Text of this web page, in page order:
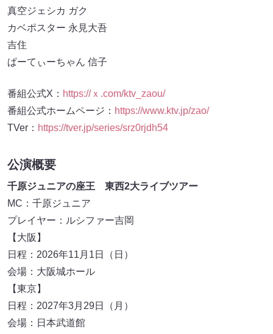
真空ジェシカ ガク
カベポスター 永見大吾
吉住
ぱーてぃーちゃん 信子
番組公式X： https://ｘ.com/ktv_zaou/
番組公式ホームページ： https://www.ktv.jp/zao/
TVer： https://tver.jp/series/srz0rjdh54
公演概要
千原ジュニアの座王 東西2大ライブツアー
MC：千原ジュニア
プレイヤー：ルシファー吉岡
【大阪】
日程：2026年11月1日（日）
会場：大阪城ホール
【東京】
日程：2027年3月29日（月）
会場：日本武道館